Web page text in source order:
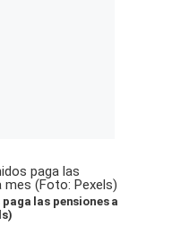
las pensiones a